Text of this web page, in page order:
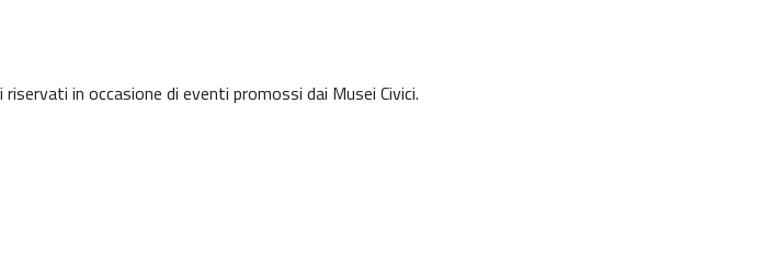
in occasione di eventi promossi dai Musei Civici.